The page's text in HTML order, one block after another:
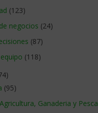
(123)
negocios (24)
(87)
(118)
(95)
Ganaderia y Pesca